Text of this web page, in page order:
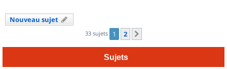
Nouveau sujet
33 sujets 1 2
Sujets